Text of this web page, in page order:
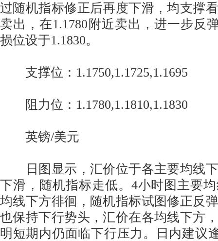
过随机指标修正后再度下滑，均支撑
卖出，在1.1780附近卖出，进一步反
损位设于1.1830。
支撑位：1.1750,1.1725,1.1695
阻力位：1.1780,1.1810,1.1830
英镑/美元
日图显示，汇价位于各主要均线下
下滑，随机指标走低。4小时图主要
均线下方徘徊，随机指标试图修正反
也保持下行势头，汇价在各均线下方
明短期内仍面临下行压力。日内建议